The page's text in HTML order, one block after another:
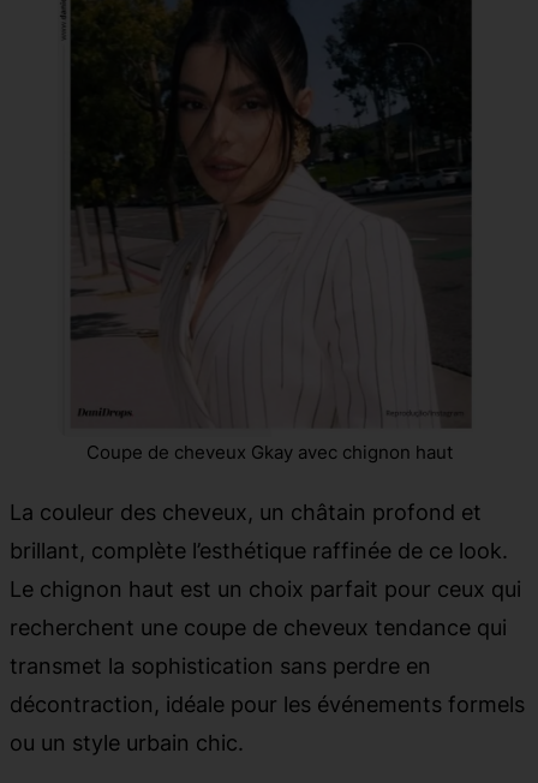
Coupe de cheveux Gkay avec chignon haut
La couleur des cheveux, un châtain profond et
brillant, complète l’esthétique raffinée de ce look.
Le chignon haut est un choix parfait pour ceux qui
recherchent une coupe de cheveux tendance qui
transmet la sophistication sans perdre en
décontraction, idéale pour les événements formels
ou un style urbain chic.